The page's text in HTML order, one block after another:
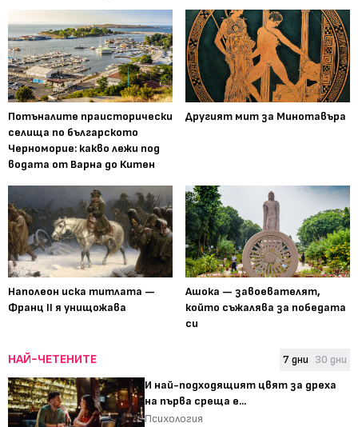
Потъналите праисторически
селища по българското
Черноморие: какво лежи под
водата от Варна до Китен
Другият мит за Минотавъра
Наполеон иска титлата —
Франц II я унищожава
Ашока — завоевателят,
който съжалява за победата
си
НАЙ-ЧЕТЕНИТЕ 7 дни 30 дни
И най-подходящият цвят за дреха
на първа среща е...
Психология